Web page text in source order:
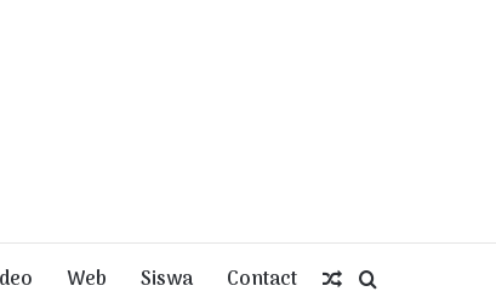
Web Siswa Contact Random